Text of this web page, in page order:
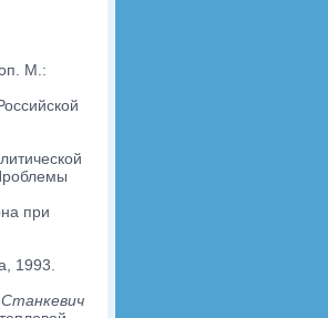
М.:
при
1993.